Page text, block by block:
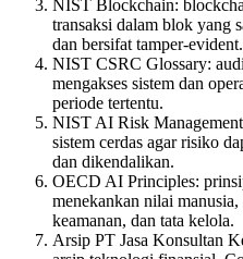
NIST Blockchain:
transaksi dalam blok yang
dan bersifat tamper-evident.
NIST CSRC Glossary:
mengakses sistem dan
periode tertentu.
NIST AI Risk
sistem cerdas agar risiko
dan dikendalikan.
OECD AI Principles:
menekankan nilai
keamanan, dan tata kelola.
Arsip PT Jasa Konsultan